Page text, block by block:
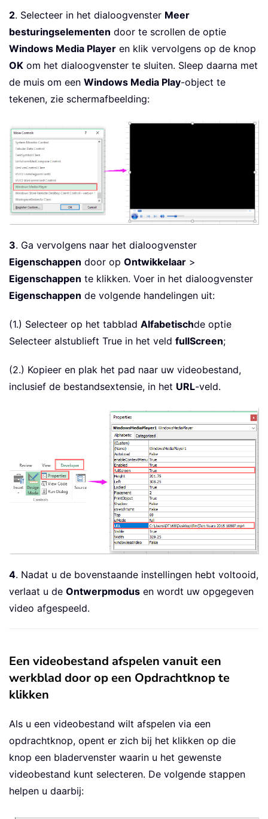
2. Selecteer in het dialoogvenster Meer
besturingselementen door te scrollen de optie
Windows Media Player en klik vervolgens op de knop
OK om het dialoogvenster te sluiten. Sleep daarna met
de muis om een Windows Media Play-object te
tekenen, zie schermafbeelding:
3. Ga vervolgens naar het dialoogvenster
Eigenschappen door op Ontwikkelaar >
Eigenschappen te klikken. Voer in het dialoogvenster
Eigenschappen de volgende handelingen uit:
(1.) Selecteer op het tabblad Alfabetischde optie
Selecteer alstublieft True in het veld fullScreen;
(2.) Kopieer en plak het pad naar uw videobestand,
inclusief de bestandsextensie, in het URL-veld.
4. Nadat u de bovenstaande instellingen hebt voltooid,
verlaat u de Ontwerpmodus en wordt uw opgegeven
video afgespeeld.
Een videobestand afspelen vanuit een
werkblad door op een Opdrachtknop te
klikken
Als u een videobestand wilt afspelen via een
opdrachtknop, opent er zich bij het klikken op die
knop een bladervenster waarin u het gewenste
videobestand kunt selecteren. De volgende stappen
helpen u daarbij: